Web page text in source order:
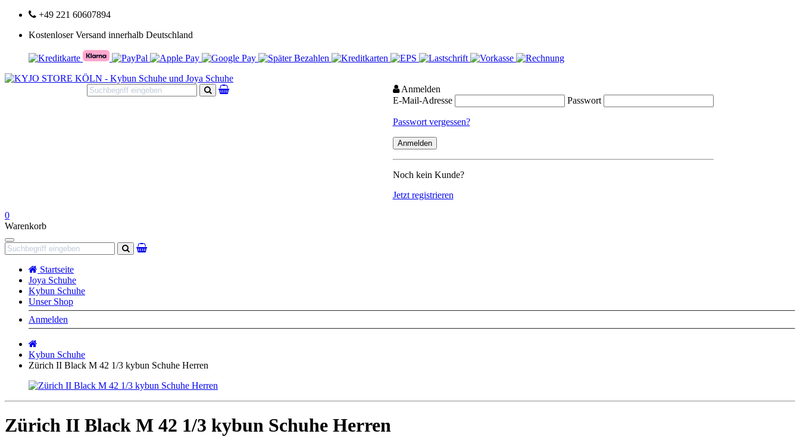
+49 221 60607894
Kostenloser Versand innerhalb Deutschland
Suchen
Anmelden
E-Mail-Adresse
Passwort
Passwort vergessen?
Noch kein Kunde?
Jetzt registrieren
0
Warenkorb
Navigation
Suchen
Startseite
Joya Schuhe
Kybun Schuhe
Unser Shop
Anmelden
Kybun Schuhe
Zürich II Black M 42 1/3 kybun Schuhe Herren
Zürich II Black M 42 1/3 kybun Schuhe Herren